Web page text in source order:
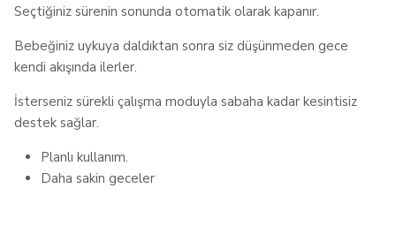
Seçtiğiniz sürenin sonunda otomatik olarak kapanır.
Bebeğiniz uykuya daldıktan sonra siz düşünmeden gece
kendi akışında ilerler.
İsterseniz sürekli çalışma moduyla sabaha kadar kesintisiz
destek sağlar.
Planlı kullanım.
Daha sakin geceler